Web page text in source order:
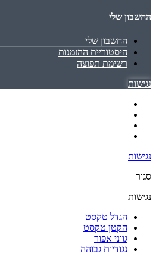
החשבון שלי
החשבון שלי
היסטוריית ההזמנות
רשימת תפוצה
נגישות
נגישות
סגור
נגישות
הגדל טקסט
הקטן טקסט
גווני אפור
נגודיות גבוהה